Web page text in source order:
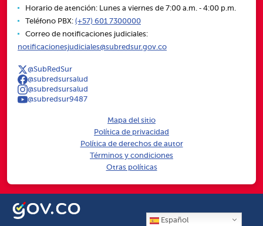
Horario de atención: Lunes a viernes de 7:00 a.m. ‑ 4:00 p.m.
Teléfono PBX: (+57) 601 7300000
Correo de notificaciones judiciales:
notificacionesjudiciales@subredsur.gov.co
@SubRedSur
@subredsursalud
@subredsursalud
@subredsur9487
Mapa del sitio
Política de privacidad
Política de derechos de autor
Términos y condiciones
Otras políticas
Español